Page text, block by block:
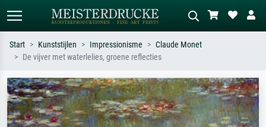
Zoek op kunstenaar, titel of stijl – bijv.
Monet, Sterrennacht, impressionisme,
Hokusai-golf, naakt.
Beschrijf de scène – bijv. groene
weide, abstract met veel rood, donker
olieverfschilderij, staand naakt naast
een boom.
Start Kunststijlen Impressionisme
Claude Monet
De vijver met waterlelies, groene reflecties